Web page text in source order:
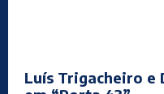
Luís Trigacheiro e